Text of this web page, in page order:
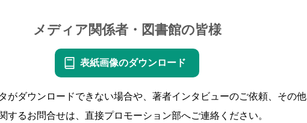
メディア関係者・図書館の皆様
表紙画像のダウンロード
がダウンロードできない場合や、著者インタビューのご依頼、その他
するお問合せは、直接プロモーション部へご連絡ください。